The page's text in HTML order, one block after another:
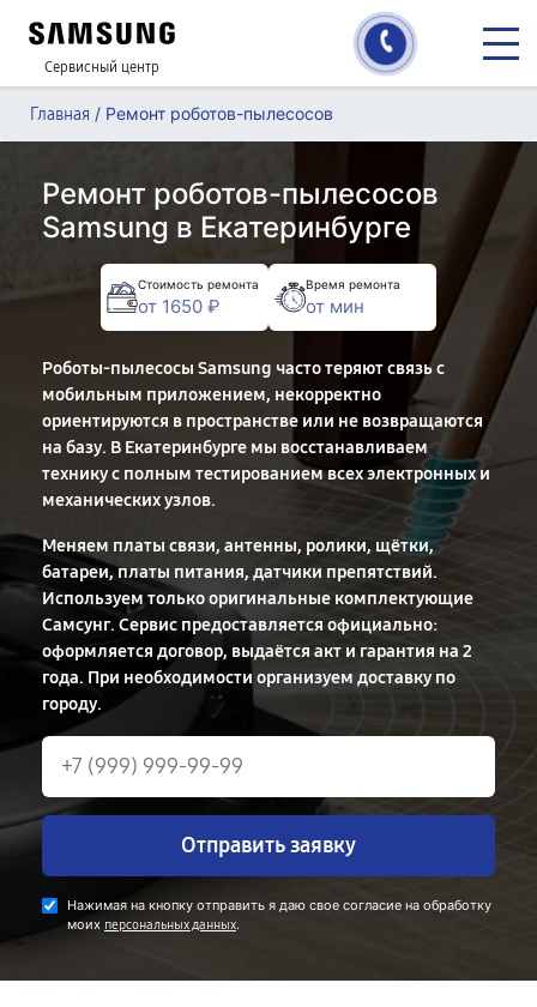
Сервисный центр
Главная / Ремонт роботов-пылесосов
Ремонт роботов-пылесосов
Samsung в Екатеринбурге
Стоимость ремонта
от 1650 ₽
Время ремонта
от мин
Роботы-пылесосы Samsung часто теряют связь с
мобильным приложением, некорректно
ориентируются в пространстве или не возвращаются
на базу. В Екатеринбурге мы восстанавливаем
технику с полным тестированием всех электронных и
механических узлов.
Меняем платы связи, антенны, ролики, щётки,
батареи, платы питания, датчики препятствий.
Используем только оригинальные комплектующие
Самсунг. Сервис предоставляется официально:
оформляется договор, выдаётся акт и гарантия на 2
года. При необходимости организуем доставку по
городу.
Отправить заявку
Нажимая на кнопку отправить я даю свое согласие на обработку
моих персональных данных.